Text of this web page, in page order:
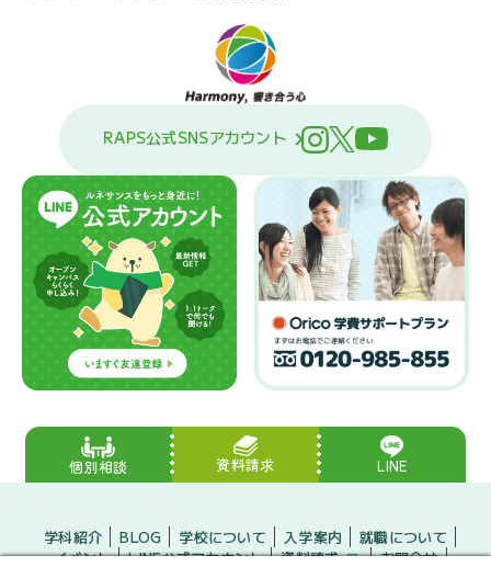
RAPS公式SNSアカウント
個別相談 資料請求 LINE
学科紹介 BLOG 学校について 入学案内
就職について
イベント
LINE公式アカウント 資料請求 お問合せ